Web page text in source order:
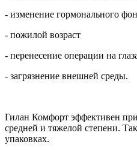
- изменение гормонального
- пожилой возраст
- перенесение операции на
- загрязнение внешней среды.
Гилан Комфорт эффективен при
средней и тяжелой степени.
упаковках.